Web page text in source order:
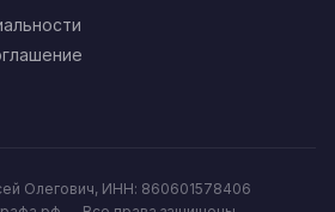
Олегович, ИНН: 860601578406